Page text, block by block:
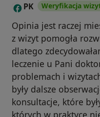
P PK Weryfikacja
Opinia jest raczej
z wizyt pomogła
dlatego
leczenie u Pani
problemach i
były dalsze
konsultacje, które
których w praktyce